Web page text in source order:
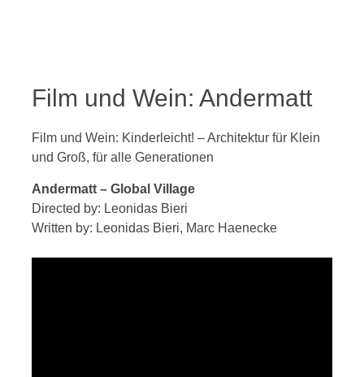
Film und Wein: Andermatt
Film und Wein: Kinderleicht! – Architektur für Klein
und Groß, für alle Generationen
Andermatt – Global Village
Directed by: Leonidas Bieri
Written by: Leonidas Bieri, Marc Haenecke